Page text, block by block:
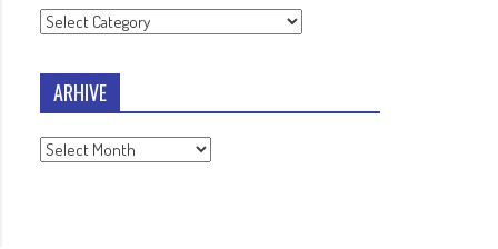
Categorii
ARHIVE
Arhive